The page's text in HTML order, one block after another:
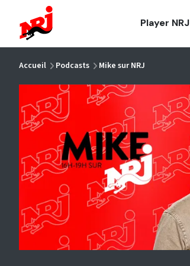
Player NRJ
Accueil Podcasts Mike sur NRJ